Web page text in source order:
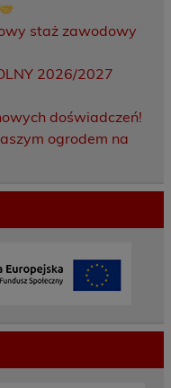
staż zawodowy
2026/2027
doświadczeń!
ogrodem na